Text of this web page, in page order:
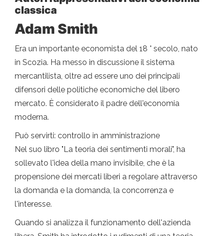
classica
Adam Smith
Era un importante economista del 18 ° secolo, nato
in Scozia. Ha messo in discussione il sistema
mercantilista, oltre ad essere uno dei principali
difensori delle politiche economiche del libero
mercato. È considerato il padre dell'economia
moderna.
Può servirti: controllo in amministrazione
Nel suo libro "La teoria dei sentimenti morali", ha
sollevato l'idea della mano invisibile, che è la
propensione dei mercati liberi a regolare attraverso
la domanda e la domanda, la concorrenza e
l'interesse.
Quando si analizza il funzionamento dell'azienda